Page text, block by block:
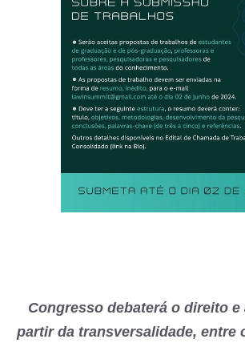
Congresso debaterá o direito e
partir da transversalidade, entre